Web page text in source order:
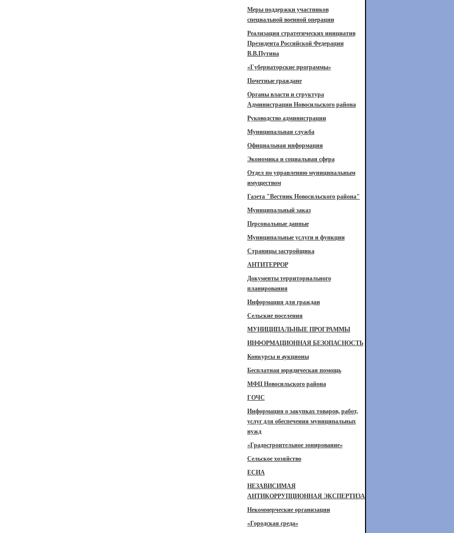
Меры поддержки участников
специальной военной операции
Реализация стратегических инициатив
Президента Российской Федерации
В.В.Путина
«Губернаторские программы»
Почетные граждане
Органы власти и структура
Администрации Новосильского района
Руководство администрации
Муниципальная служба
Официальная информация
Экономика и социальная сфера
Отдел по управлению муниципальным
имуществом
Газета "Вестник Новосильского района"
Муниципальный заказ
Персональные данные
Муниципальные услуги и функции
Страницы застройщика
АНТИТЕРРОР
Документы территориального
планирования
Информация для граждан
Сельские поселения
МУНИЦИПАЛЬНЫЕ ПРОГРАММЫ
ИНФОРМАЦИОННАЯ БЕЗОПАСНОСТЬ
Конкурсы и аукционы
Бесплатная юридическая помощь
МФЦ Новосильского района
ГОЧС
Информация о закупках товаров, работ,
услуг для обеспечения муниципальных
нужд
«Градостроительное зонирование»
Сельское хозяйство
ЕСИА
НЕЗАВИСИМАЯ
АНТИКОРРУПЦИОННАЯ ЭКСПЕРТИЗА
Некоммерческие организации
«Городская среда»